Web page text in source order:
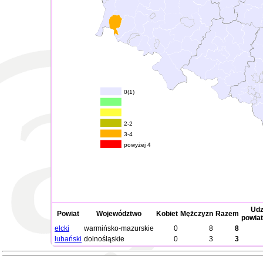
0(1)
2-2
3-4
powyżej 4
Powiat Województwo Kobiet Mężczyzn Razem
ełcki
warmińsko-mazurskie 0 8
8
lubański dolnośląskie 0 3 3